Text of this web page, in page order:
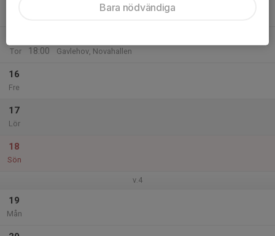
Tor
18:00
Gavlehov, Novahallen
16
Fre
17
Lör
18
Sön
v.4
19
Mån
Bara nödvändiga